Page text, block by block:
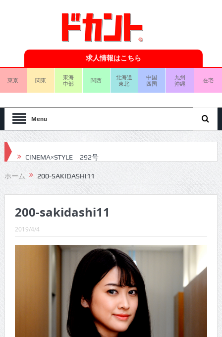
求人情報はこちら
東京 関東
東海
中部
関西
北海道
東北
中国
四国
九州
沖縄
在宅
Menu
CINEMA×STYLE 291号
CINEMA×STYLE 290号
CINEMA×STYLE 289号
CINEMA×STYLE 288号
CINEMA×STYLE 287号
CINEMA×STYLE 286号
CINEMA×STYLE 285号
CINEMA×STYLE 294号
CINEMA×STYLE 293号
ホーム 200-SAKIDASHI11
200-sakidashi11
2019/4/4